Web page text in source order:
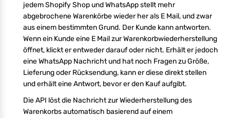
jedem Shopify Shop und WhatsApp stellt mehr
abgebrochene Warenkörbe wieder her als E Mail, und zwar
aus einem bestimmten Grund. Der Kunde kann antworten.
Wenn ein Kunde eine E Mail zur Warenkorbwiederherstellung
öffnet, klickt er entweder darauf oder nicht. Erhält er jedoch
eine WhatsApp Nachricht und hat noch Fragen zu Größe,
Lieferung oder Rücksendung, kann er diese direkt stellen
und erhält eine Antwort, bevor er den Kauf aufgibt.
Die API löst die Nachricht zur Wiederherstellung des
Warenkorbs automatisch basierend auf einem